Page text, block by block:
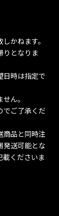
かねます。
りとなりま
日時は指定で
ん。
でご了承くだ
商品と同時注
発送可能とな
載くださいま